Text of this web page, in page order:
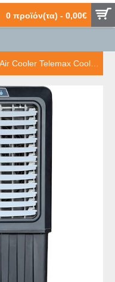
0 προϊόν(τα) - 0,00€
Air Cooler Telemax